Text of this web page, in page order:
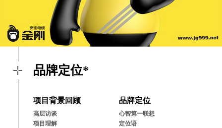
品牌定位*
项⽬背景回顾
⾼层访谈
项⽬理解
品牌定位
⼼智第⼀联想
定位语